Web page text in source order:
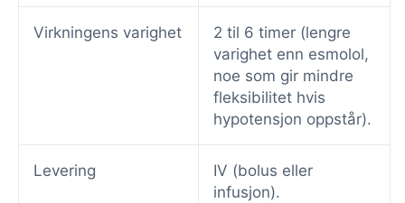
Virkningens varighet
2 til 6 timer (lengre
varighet enn esmolol,
noe som gir mindre
fleksibilitet hvis
hypotensjon oppstår).
Levering
IV (bolus eller
infusjon).